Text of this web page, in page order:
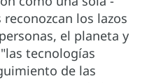
los lazos
el planeta y
tecnologías
de las